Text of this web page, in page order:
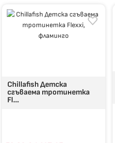
Chillafish Детска
сгъваема тротинетка
Fl...